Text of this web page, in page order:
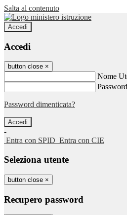
Salta al contenuto
Accedi
Accedi
button close ×
Nome
Password
Password dimenticata?
-
Entra con SPID Entra con CIE
Seleziona utente
button close ×
Recupero password